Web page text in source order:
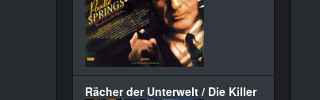
Rächer der Unterwelt / Die Killer